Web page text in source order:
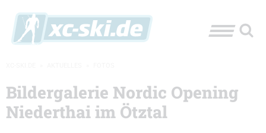
Bildergalerie Nordic Opening
Niederthai im Ötztal